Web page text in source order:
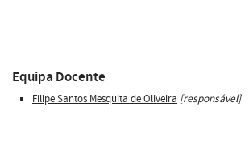
Equipa Docente
Filipe Santos Mesquita de Oliveira [responsável]